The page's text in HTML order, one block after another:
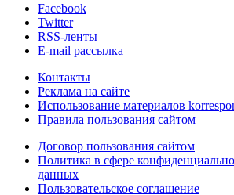
Facebook
Twitter
RSS-ленты
E-mail рассылка
Контакты
Реклама на сайте
Использование материалов
Правила пользования сайтом
Договор пользования сайтом
Политика в сфере
данных
Пользовательское соглашение